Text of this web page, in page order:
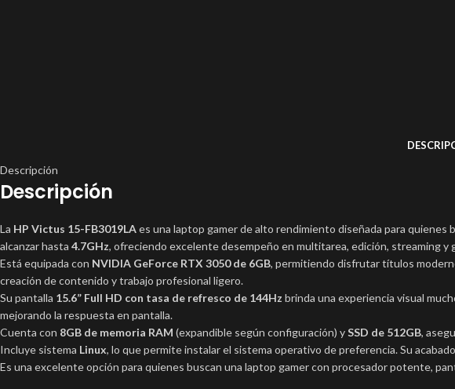
Descripción
Descripción
La HP Victus 15-FB3019LAes una laptop gamer de alto rendimiento diseñada para
alcanzar hasta 4.7GHz, ofreciendo excelente desempeño en multitarea, edición, streaming y
Está equipada con NVIDIA GeForce RTX 3050 de 6GB, permitiendo disfrutar títulos
creación de contenido y trabajo profesional ligero.
Su pantalla 15.6” Full HD con tasa de refresco de 144Hz brinda una experiencia visual
mejorando la respuesta en pantalla.
Cuenta con 8GB de memoria RAM (expandible según configuración) ySSD de 512GB,
Incluye sistema Linux, lo que permite instalar el sistema operativo de preferencia. Su
Es una excelente opción para quienes buscan una laptop gamer con procesador potente,